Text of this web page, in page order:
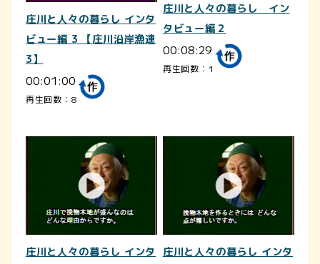
庄川と人々の暮らし インタ
ビュー編 3 【庄川沿岸漁連
3】
00:01:00
再生回数：8
庄川と人々の暮らし イン
タビュー編２
00:08:29
再生回数：1
庄川と人々の暮らし インタ
庄川と人々の暮らし インタ